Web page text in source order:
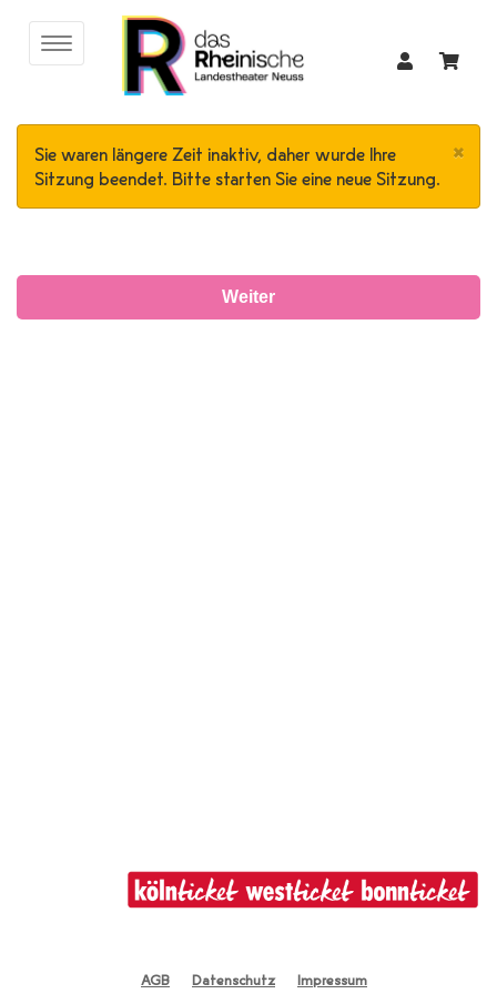
×
Sie waren längere Zeit inaktiv, daher wurde Ihre
Sitzung beendet. Bitte starten Sie eine neue Sitzung.
Weiter
AGB Datenschutz Impressum